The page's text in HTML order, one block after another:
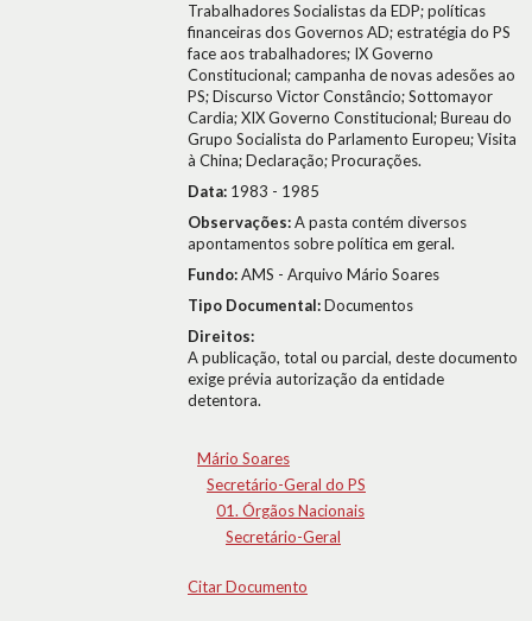
Trabalhadores Socialistas da EDP; políticas
financeiras dos Governos AD; estratégia do PS
face aos trabalhadores; IX Governo
Constitucional; campanha de novas adesões ao
PS; Discurso Victor Constâncio; Sottomayor
Cardia; XIX Governo Constitucional; Bureau do
Grupo Socialista do Parlamento Europeu; Visita
à China; Declaração; Procurações.
Data: 1983 - 1985
Observações:A pasta contém diversos
apontamentos sobre política em geral.
Fundo:AMS - Arquivo Mário Soares
Tipo Documental:Documentos
Direitos:
A publicação, total ou parcial, deste documento
exige prévia autorização da entidade
detentora.
Mário Soares
Secretário-Geral do PS
01. Órgãos Nacionais
Secretário-Geral
Citar Documento